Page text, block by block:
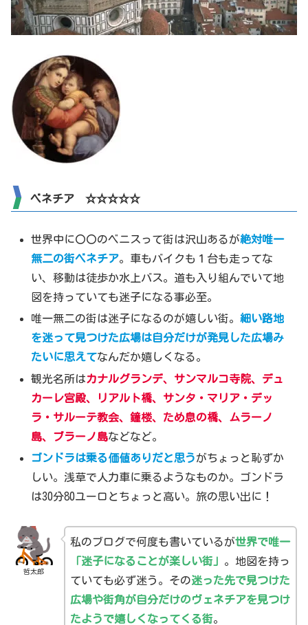
ベネチア ☆☆☆☆☆
世界中に〇〇のベニスって街は沢山あるが絶対唯一
無二の街ベネチア。車もバイクも１台も走ってな
い、移動は徒歩か水上バス。道も入り組んでいて地
図を持っていても迷子になる事必至。
唯一無二の街は迷子になるのが嬉しい街。細い路地
を迷って見つけた広場は自分だけが発見した広場み
たいに思えてなんだか嬉しくなる。
観光名所はカナルグランデ、サンマルコ寺院、デュ
カーレ宮殿、リアルト橋、サンタ・マリア・デッ
ラ・サルーテ教会、鐘楼、ため息の橋、ムラーノ
島、ブラーノ島などなど。
ゴンドラは乗る価値ありだと思うがちょっと恥ずか
しい。浅草で人力車に乗るようなものか。ゴンドラ
は30分80ユーロとちょっと高い。旅の思い出に！
哲太郎
私のブログで何度も書いているが世界で唯一
「迷子になることが楽しい街」 。地図を持っ
ていても必ず迷う。その迷った先で見つけた
広場や街角が自分だけのヴェネチアを見つけ
たようで嬉しくなってくる街。